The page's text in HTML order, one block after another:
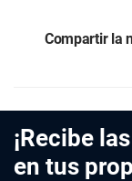
Compartir la
¡Recibe
en tus